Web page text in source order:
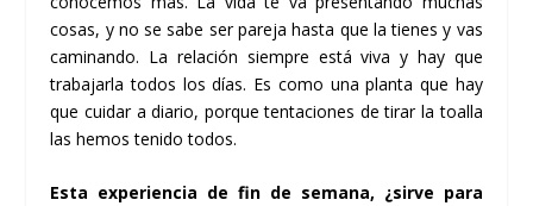
cosas, y no se sabe ser pareja hasta que la tienes y vas
caminando. La relación siempre está viva y hay que
trabajarla todos los días. Es como una planta que hay
que cuidar a diario, porque tentaciones de tirar la toalla
las hemos tenido todos.
Esta experiencia de fin de semana, ¿sirve para